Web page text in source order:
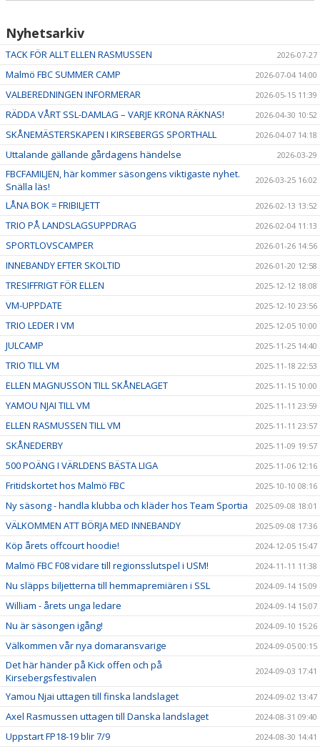
Nyhetsarkiv
TACK FÖR ALLT ELLEN RASMUSSEN 2026-07-27
Malmö FBC SUMMER CAMP 2026-07-04 14:00
VALBEREDNINGEN INFORMERAR 2026-05-15 11:39
RÄDDA VÅRT SSL-DAMLAG – VARJE KRONA RÄKNAS! 2026-04-30 10:52
SKÅNEMÄSTERSKAPEN I KIRSEBERGS SPORTHALL 2026-04-07 14:18
Uttalande gällande gårdagens händelse 2026-03-29
FBCFAMILJEN, här kommer säsongens viktigaste nyhet.
Snälla läs!
2026-03-25 16:02
LÅNA BOK = FRIBILJETT 2026-02-13 13:52
TRIO PÅ LANDSLAGSUPPDRAG 2026-02-04 11:13
SPORTLOVSCAMPER 2026-01-26 14:56
INNEBANDY EFTER SKOLTID 2026-01-20 12:58
TRESIFFRIGT FÖR ELLEN 2025-12-12 18:08
VM-UPPDATE 2025-12-10 23:56
TRIO LEDER I VM 2025-12-05 10:00
JULCAMP 2025-11-25 14:40
TRIO TILL VM 2025-11-18 22:53
ELLEN MAGNUSSON TILL SKÅNELAGET 2025-11-15 10:00
YAMOU NJAI TILL VM 2025-11-11 23:59
ELLEN RASMUSSEN TILL VM 2025-11-11 23:57
SKÅNEDERBY 2025-11-09 19:57
500 POÄNG I VÄRLDENS BÄSTA LIGA 2025-11-06 12:16
Fritidskortet hos Malmö FBC 2025-10-10 08:16
Ny säsong - handla klubba och kläder hos Team Sportia 2025-09-08 18:01
VÄLKOMMEN ATT BÖRJA MED INNEBANDY 2025-09-08 17:36
Köp årets offcourt hoodie! 2024-12-05 15:47
Malmö FBC F08 vidare till regionsslutspel i USM! 2024-11-11 11:38
Nu släpps biljetterna till hemmapremiären i SSL 2024-09-14 15:09
William - årets unga ledare 2024-09-14 15:07
Nu är säsongen igång! 2024-09-10 15:26
Välkommen vår nya domaransvarige 2024-09-05 00:15
Det här händer på Kick offen och på
Kirsebergsfestivalen
2024-09-03 17:41
Yamou Njai uttagen till finska landslaget 2024-09-02 13:47
Axel Rasmussen uttagen till Danska landslaget 2024-08-31 09:40
Uppstart FP18-19 blir 7/9 2024-08-30 14:41